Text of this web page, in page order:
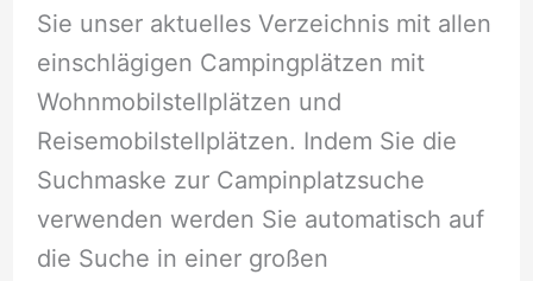
Sie unser aktuelles Verzeichnis mit allen
einschlägigen Campingplätzen mit
Wohnmobilstellplätzen und
Reisemobilstellplätzen. Indem Sie die
Suchmaske zur Campinplatzsuche
verwenden werden Sie automatisch auf
die Suche in einer großen